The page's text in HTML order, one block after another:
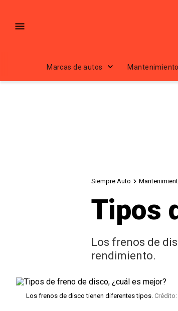
Marcas de autos Mantenimiento
Siempre Auto
Tipos
Los frenos de
rendimiento.
Los frenos de disco tienen diferentes tipos.